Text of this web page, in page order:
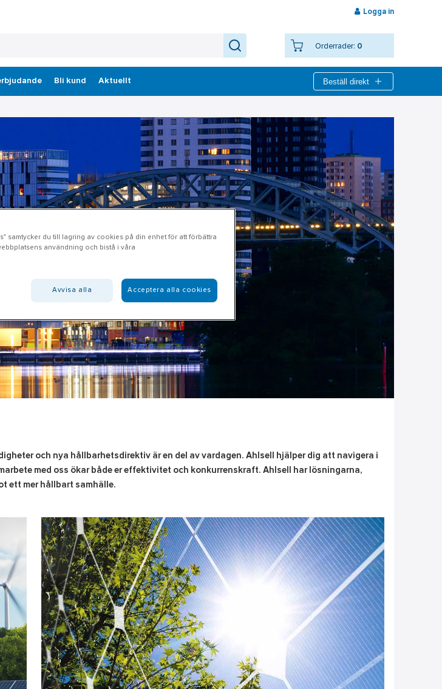
Logga in
Orderrader: 0
Bli kund Aktuellt Beställ direkt
och nya hållbarhetsdirektiv är en del av vardagen. Ahlsell hjälper dig att navigera i
med oss ökar både er effektivitet och konkurrenskraft. Ahlsell har lösningarna,
ett mer hållbart samhälle.
samtycker du till lagring av cookies på din enhet för att förbättra
användning och bistå i våra
Avvisa alla Acceptera alla cookies